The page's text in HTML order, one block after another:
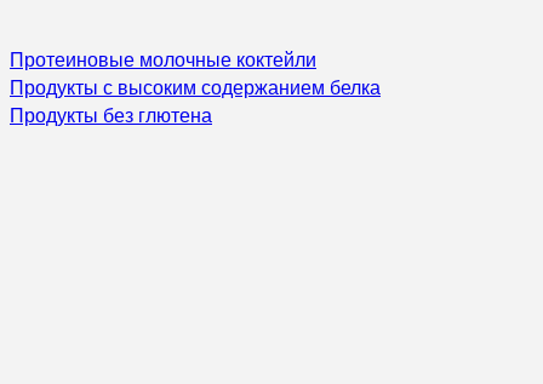
Протеиновые молочные коктейли
Продукты с высоким содержанием белка
Продукты без глютена